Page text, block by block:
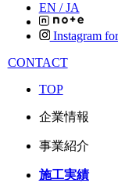
EN /JA
Instagram
CONTACT
TOP
企業情報
事業紹介
施工実績